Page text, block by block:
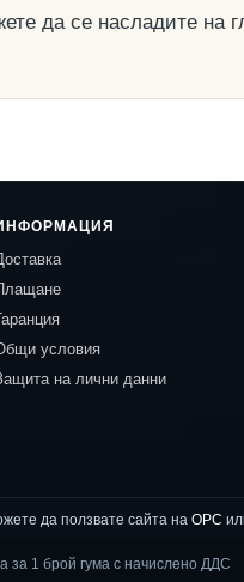
да се насладите на
условия
на лични данни
да ползвате сайта на ОРС
за 1 брой гума с начислено ДДС